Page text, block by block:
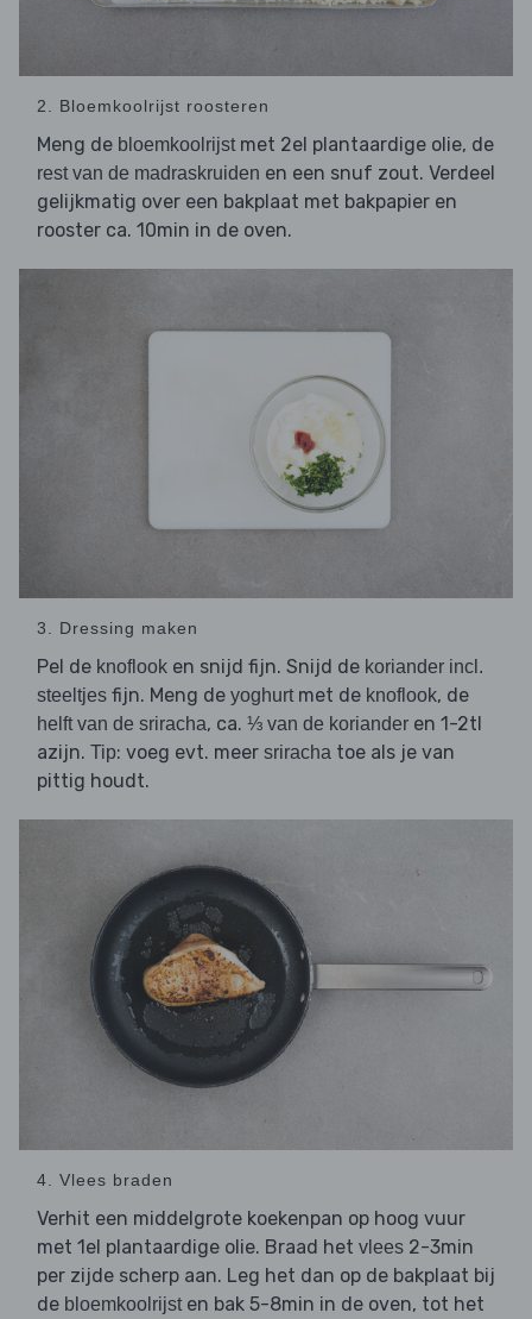
2. Bloemkoolrijst roosteren
Meng de bloemkoolrijstmet 2el plantaardige olie, de
rest van de madraskruiden en een snuf zout. Verdeel
gelijkmatig over een bakplaat met bakpapier en
rooster ca. 10min in de oven.
3. Dressing maken
Pel de knoflook en snijd fijn. Snijd de koriander incl.
steeltjes fijn. Meng de yoghurtmet de knoflook, de
helft van de sriracha, ca. ⅓ van de koriander en 1-2tl
azijn. Tip: voeg evt. meer sriracha toe als je van
pittig houdt.
4. Vlees braden
Verhit een middelgrote koekenpan op hoog vuur
met 1el plantaardige olie. Braad het vlees 2-3min
per zijde scherp aan. Leg het dan op de bakplaat bij
de bloemkoolrijst en bak 5-8min in de oven, tot het